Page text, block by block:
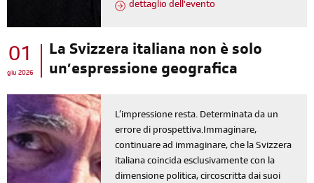
dettaglio dell'evento
01
giu 2026
La Svizzera italiana non è solo
un’espressione geografica
L’impressione resta. Determinata da un
errore di prospettiva.Immaginare,
continuare ad immaginare, che la Svizzera
italiana coincida esclusivamente con la
dimensione politica, circoscritta dai suoi